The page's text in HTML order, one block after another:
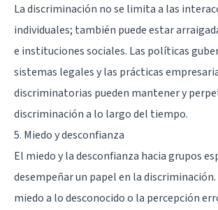
La discriminación no se limita a las
individuales; también puede estar
e instituciones sociales. Las políticas
sistemas legales y las prácticas
discriminatorias pueden mantener y
discriminación a lo largo del tiempo.
5. Miedo y desconfianza
El miedo y la desconfianza hacia grupos
desempeñar un papel en la discriminación.
miedo a lo desconocido o la percepción